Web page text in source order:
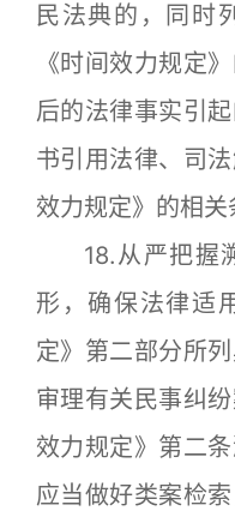
民法典的，同时
《时间效力规定
后的法律事实引
书引用法律、司
效力规定》的相关
18.从严把握
形，确保法律适
定》第二部分所
审理有关民事纠
效力规定》第二
应当做好类案检